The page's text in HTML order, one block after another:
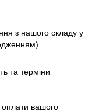
з нашого складу у
та терміни
оплати вашого